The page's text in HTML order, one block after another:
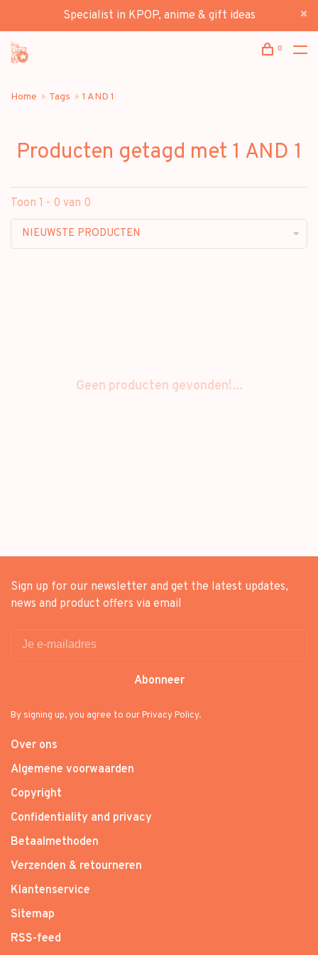
Specialist in KPOP, anime & gift ideas
0
Home Tags 1 AND 1
Producten getagd met 1 AND 1
Toon 1 - 0 van 0
NIEUWSTE PRODUCTEN
Geen producten gevonden!...
Sign up for our newsletter and get the latest updates,
news and product offers via email
Abonneer
By signing up, you agree to our Privacy Policy.
Over ons
Algemene voorwaarden
Copyright
Confidentiality and privacy
Betaalmethoden
Verzenden & retourneren
Klantenservice
Sitemap
RSS-feed